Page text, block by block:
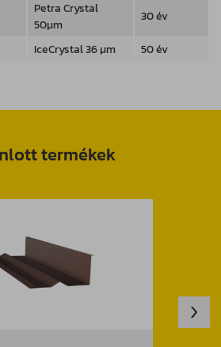
Petra Crystal
50µm
30 év
IceCrystal 36 µm 50 év
termékek